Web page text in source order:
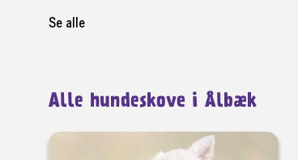
Se alle
Alle hundeskove i Ålbæk